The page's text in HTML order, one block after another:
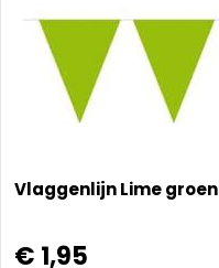
Vlaggenlijn Lime groen
€ 1,95